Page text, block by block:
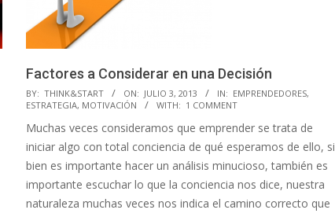
Factores a Considerar en una Decisión
2013-
07-
03
BY: THINK&START ON: JULIO 3, 2013 IN: EMPRENDEDORES,
ESTRATEGIA, MOTIVACIÓN WITH: 1 COMMENT
Muchas veces consideramos que emprender se trata de
iniciar algo con total conciencia de qué esperamos de ello, si
bien es importante hacer un análisis minucioso, también es
importante escuchar lo que la conciencia nos dice, nuestra
naturaleza muchas veces nos indica el camino correcto que